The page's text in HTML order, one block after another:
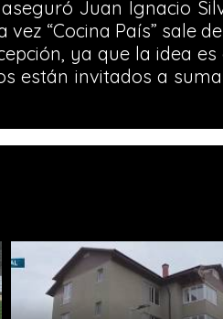
Juan Ignacio
vez “Cocina País” sale
ya que la idea
están invitados a